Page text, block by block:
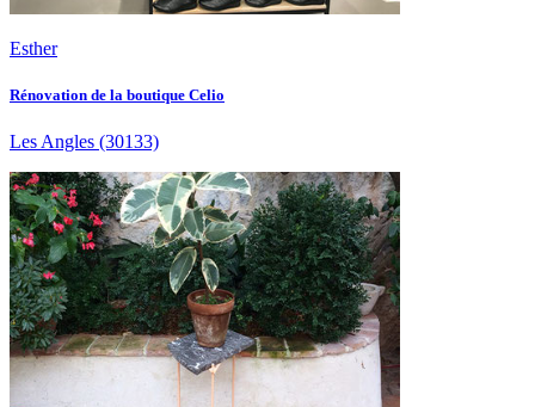
Esther
Rénovation de la boutique Celio
Les Angles (30133)